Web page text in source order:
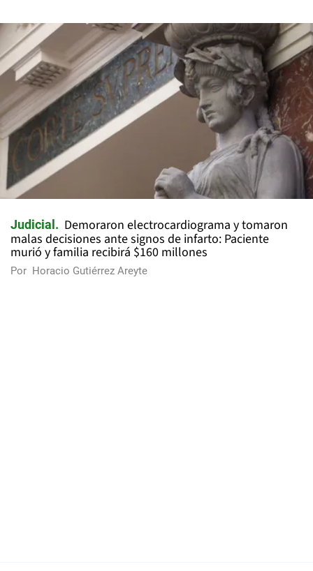
Judicial
Demoraron electrocardiograma y tomaron
malas decisiones ante signos de infarto: Paciente
murió y familia recibirá $160 millones
Por Horacio Gutiérrez Areyte